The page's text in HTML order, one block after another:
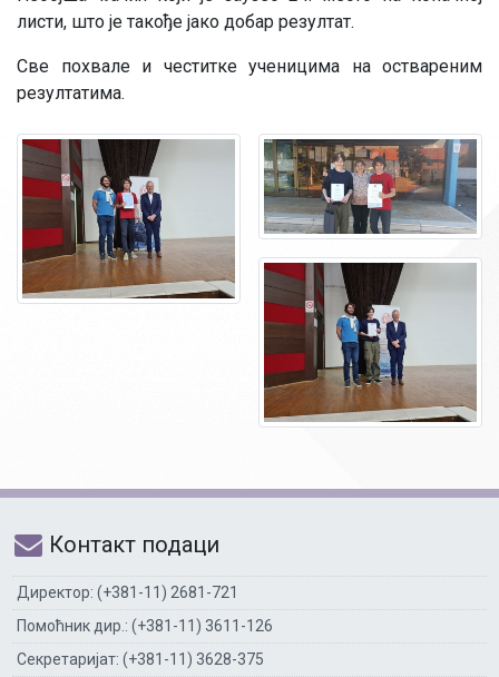
листи, што је такође јако добар резултат.
Све похвале и честитке ученицима на оствареним
резултатима.
Контакт подаци
Директор: (+381-11) 2681-721
Помоћник дир.: (+381-11) 3611-126
Секретаријат: (+381-11) 3628-375